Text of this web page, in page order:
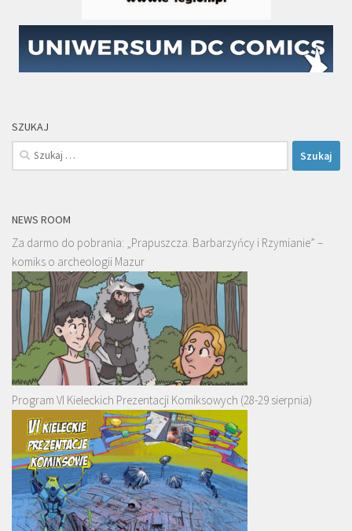
SZUKAJ
Szukaj:
NEWS ROOM
Za darmo do pobrania: „Prapuszcza. Barbarzyńcy i Rzymianie” –
komiks o archeologii Mazur
Program VI Kieleckich Prezentacji Komiksowych (28-29 sierpnia)